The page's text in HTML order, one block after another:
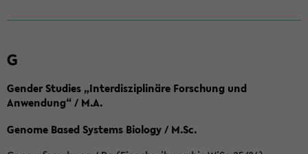
G
Gender Studies „Interdisziplinäre Forschung und
Anwendung“ / M.A.
Genome Based Systems Biology / M.Sc.